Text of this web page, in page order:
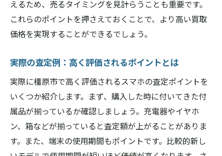
えるため、売るタイミングを見計らうことも重要です。
これらのポイントを押さえておくことで、より高い買取
価格を実現することができるでしょう。
実際の査定例：高く評価されるポイントとは
実際に橿原市で高く評価されるスマホの査定ポイントを
いくつか紹介します。まず、購入した時に付いてきた付
属品が揃っているか確認しましょう。充電器やイヤホ
ン、箱などが揃っていると査定額が上がることがありま
す。また、端末の使用期間もポイントです。比較的新し